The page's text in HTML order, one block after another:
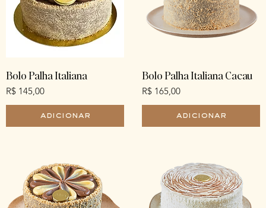
Bolo Palha Italiana
Preço
R$ 145,00
adicionar
Bolo Palha Italiana Cacau
Preço
R$ 165,00
adicionar